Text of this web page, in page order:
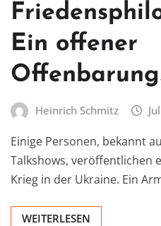
Ein offener
Heinrich Schmitz
Einige Personen, bekannt
Talkshows, veröffentlichen
Krieg in der Ukraine. Ein
WEITERLESEN